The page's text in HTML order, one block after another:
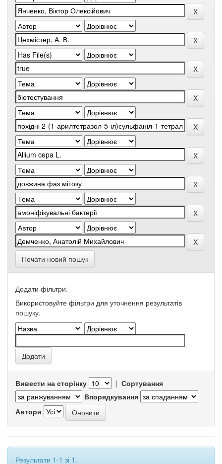
Почати новий пошук
Додати фільтри:
Використовуйте фільтри для уточнення результатів
пошуку.
Вивести на сторінку | Сортування
Впорядкування
Автори
Результати 1-1 зі 1.